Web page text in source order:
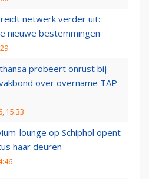
netwerk verder uit:
nieuwe bestemmingen
probeert onrust bij
over overname TAP
15:33
lounge op Schiphol opent
haar deuren